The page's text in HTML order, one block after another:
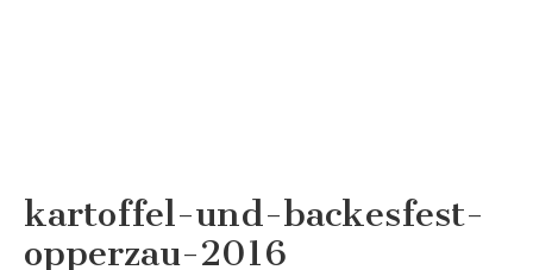
kartoffel-und-backesfest-
opperzau-2016